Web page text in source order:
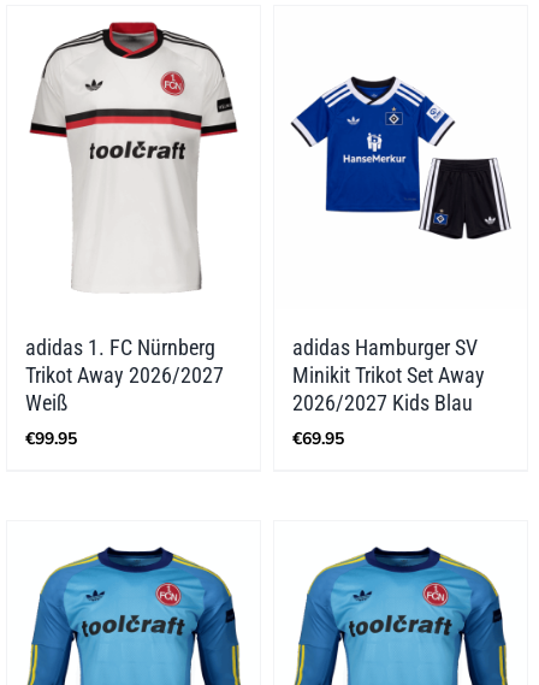
adidas 1. FC Nürnberg
Trikot Away 2026/2027
Weiß
€99.95
adidas Hamburger SV
Minikit Trikot Set Away
2026/2027 Kids Blau
€69.95